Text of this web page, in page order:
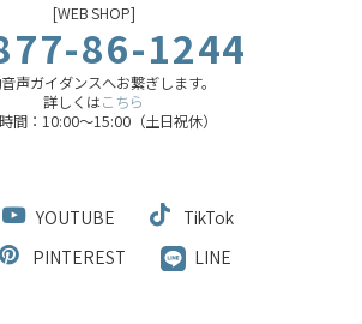
[WEB SHOP]
86-1244
声ガイダンスへお繋ぎします。
詳しくはこちら
間：10:00～15:00（土日祝休）
YOUTUBE
TikTok
PINTEREST LINE